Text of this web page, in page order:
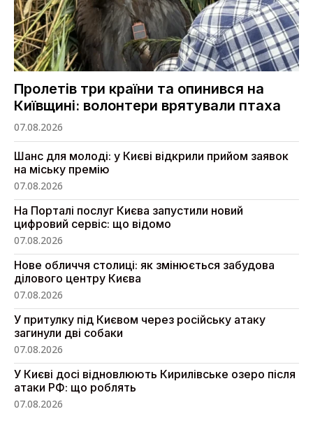
Пролетів три країни та опинився на
Київщині: волонтери врятували птаха
07.08.2026
Шанс для молоді: у Києві відкрили прийом заявок
на міську премію
07.08.2026
На Порталі послуг Києва запустили новий
цифровий сервіс: що відомо
07.08.2026
Нове обличчя столиці: як змінюється забудова
ділового центру Києва
07.08.2026
У притулку під Києвом через російську атаку
загинули дві собаки
07.08.2026
У Києві досі відновлюють Кирилівське озеро після
атаки РФ: що роблять
07.08.2026